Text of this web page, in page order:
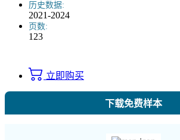
历史数据:
2021-2024
页数:
123
立即购买
下载免费样本